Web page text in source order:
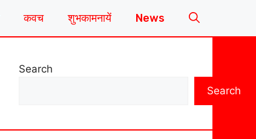
कवच शुभकामनायें News
Search
Search